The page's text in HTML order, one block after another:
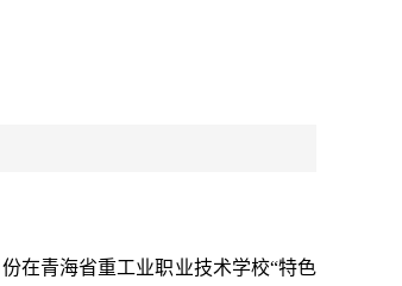
份在青海省重工业职业技术学校“特色